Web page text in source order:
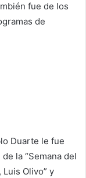
fue de los
de
Duarte le fue
la “Semana del
Olivo” y